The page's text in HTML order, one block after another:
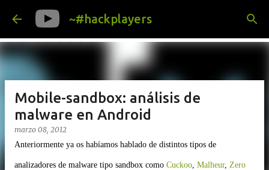
Ir al contenido principal
~#hackplayers
Mobile-sandbox: análisis de
malware en Android
marzo 08, 2012
Anteriormente ya os habíamos hablado de distintos tipos de
analizadores de malware tipo sandbox como Cuckoo, Malheur, Zero